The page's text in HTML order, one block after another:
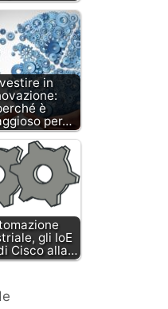
in
è
per…
gli IoE
Cisco alla…